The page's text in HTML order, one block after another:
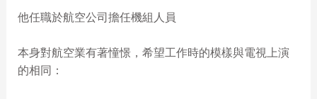
他任職於航空公司擔任機組人員
本身對航空業有著憧憬，希望工作時的模樣與電視上演
的相同：